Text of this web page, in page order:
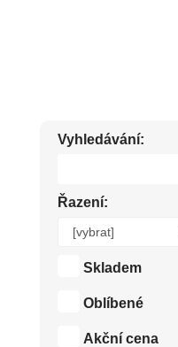
Vyhledávání:
Řazení:
Skladem
Oblíbené
Akční cena